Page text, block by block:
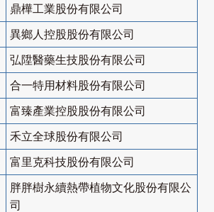
鼎樺工業股份有限公司
異鄉人控股股份有限公司
弘陞醫藥生技股份有限公司
合一特用材料股份有限公司
富臻產業控股股份有限公司
禾立全球股份有限公司
富里克科技股份有限公司
胖胖樹永續熱帶植物文化股份有限公
司